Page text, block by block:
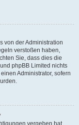
von der Administration
verstoßen haben,
Sie, dass dies die
phpBB Limited nichts
Administrator, sofern
vergeben hat,